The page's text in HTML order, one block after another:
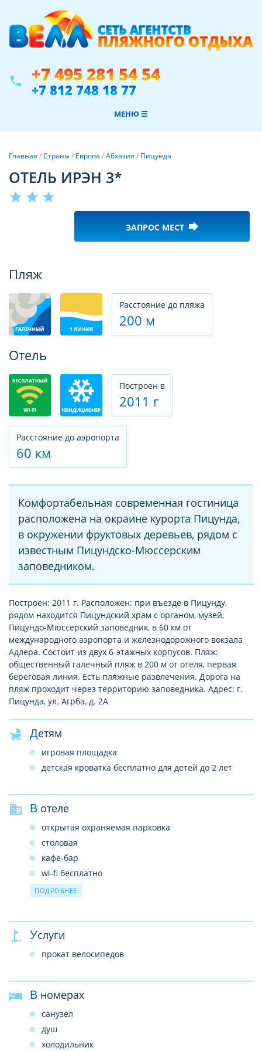
phone +7 495 281 54 54
+7 812 748 18 77
МЕНЮ ☰
Главная /Страны/ Европа /Абхазия / Пицунда
ОТЕЛЬ ИРЭН 3*
star star star
ЗАПРОС МЕСТ forward
Пляж
Расстояние до пляжа
200 м
Отель
Построен в
2011 г
Расстояние до аэропорта
60 км
Комфортабельная современная гостиница
расположена на окраине курорта Пицунда,
в окружении фруктовых деревьев, рядом с
известным Пицундско-Мюссерским
заповедником.
Построен: 2011 г. Расположен: при въезде в Пицунду,
рядом находится Пицундский храм с органом, музей,
Пицундо-Мюссерский заповедник, в 60 км от
международного аэропорта и железнодорожного вокзала
Адлера. Состоит из двух 6-этажных корпусов. Пляж:
общественный галечный пляж в 200 м от отеля, первая
береговая линия. Есть пляжные развлечения. Дорога на
пляж проходит через территорию заповедника. Адрес: г.
Пицунда, ул. Агрба, д. 2А
Детям
игровая площадка
детская кроватка бесплатно для детей до 2 лет
В отеле
открытая охраняемая парковка
столовая
кафе-бар
wi-fi бесплатно
круглосуточная регистрация
ПОДРОБНЕЕ
Услуги
прокат велосипедов
В номерах
санузел
душ
холодильник